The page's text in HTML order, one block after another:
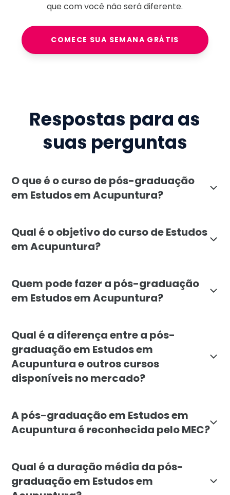
que com você não será diferente.
COMECE SUA SEMANA GRÁTIS
Respostas para as
suas perguntas
O que é o curso de pós-graduação
em Estudos em Acupuntura?
Qual é o objetivo do curso de Estudos
em Acupuntura?
Quem pode fazer a pós-graduação
em Estudos em Acupuntura?
Qual é a diferença entre a pós-
graduação em Estudos em
Acupuntura e outros cursos
disponíveis no mercado?
A pós-graduação em Estudos em
Acupuntura é reconhecida pelo MEC?
Qual é a duração média da pós-
graduação em Estudos em